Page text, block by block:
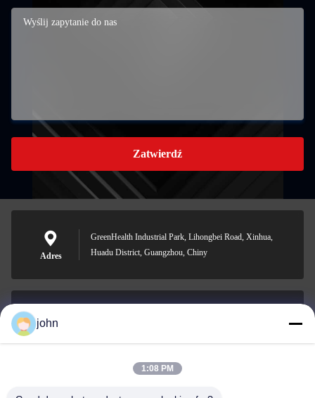
Zatwierdź
Adres
GreenHealth Industrial Park, Lihongbei Road, Xinhua,
Huadu District, Guangzhou, Chiny
john
1:08 PM